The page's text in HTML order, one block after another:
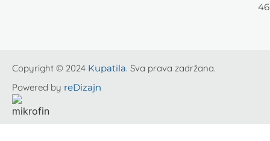
46
Copyright © 2024 Kupatila. Sva prava zadržana.
Powered by reDizajn